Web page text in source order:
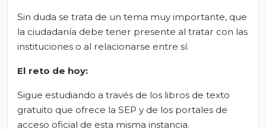
Sin duda se trata de un tema muy importante, que
la ciudadanía debe tener presente al tratar con las
instituciones o al relacionarse entre sí.
El reto de hoy:
Sigue estudiando a través de los libros de texto
gratuito que ofrece la SEP y de los portales de
acceso oficial de esta misma instancia.